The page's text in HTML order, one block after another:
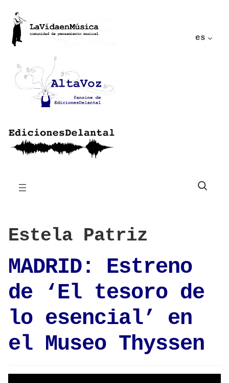
es
Buscar
Estela Patriz
MADRID: Estreno
de ‘El tesoro de
lo esencial’ en
el Museo Thyssen